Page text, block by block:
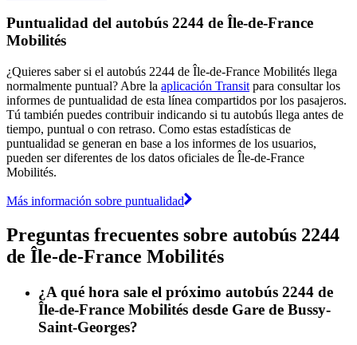
Puntualidad del autobús 2244 de Île-de-France
Mobilités
¿Quieres saber si el autobús 2244 de Île-de-France Mobilités llega
normalmente puntual? Abre la aplicación Transit para consultar los
informes de puntualidad de esta línea compartidos por los pasajeros.
Tú también puedes contribuir indicando si tu autobús llega antes de
tiempo, puntual o con retraso. Como estas estadísticas de
puntualidad se generan en base a los informes de los usuarios,
pueden ser diferentes de los datos oficiales de Île-de-France
Mobilités.
Más información sobre puntualidad
Preguntas frecuentes sobre autobús 2244
de Île-de-France Mobilités
¿A qué hora sale el próximo autobús 2244 de
Île-de-France Mobilités desde Gare de Bussy-
Saint-Georges?